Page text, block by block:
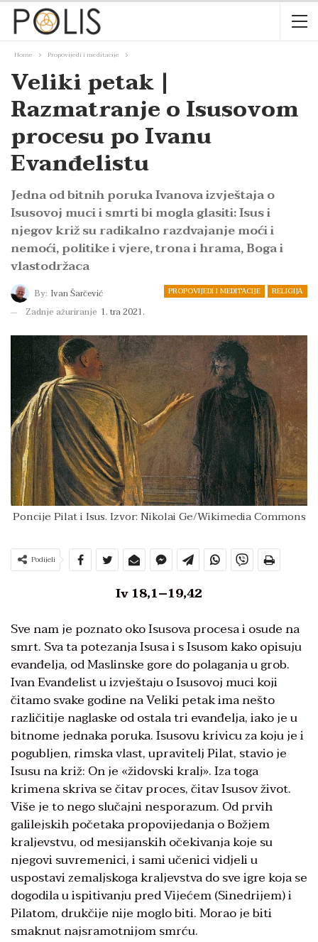
Home Propovijedi i meditacije
Veliki petak |
Razmatranje o Isusovom
procesu po Ivanu
Evanđelistu
Jedna od bitnih poruka Ivanova izvještaja o
Isusovoj muci i smrti bi mogla glasiti: Isus i
njegov križ su radikalno razdvajanje moći i
nemoći, politike i vjere, trona i hrama, Boga i
vlastodržaca
PROPOVIJEDI I MEDITACIJE RELIGIJA
By: Ivan Šarčević
Zadnje ažuriranje 1. tra 2021.
Poncije Pilat i Isus. Izvor: Nikolai Ge/Wikimedia Commons
Podijeli
Iv 18,1–19,42
Sve nam je poznato oko Isusova procesa i osude na
smrt. Sva ta potezanja Isusa i s Isusom kako opisuju
evanđelja, od Maslinske gore do polaganja u grob.
Ivan Evanđelist u izvještaju o Isusovoj muci koji
čitamo svake godine na Veliki petak ima nešto
različitije naglaske od ostala tri evanđelja, iako je u
bitnome jednaka poruka. Isusovu krivicu za koju je i
pogubljen, rimska vlast, upravitelj Pilat, stavio je
Isusu na križ: On je «židovski kralj». Iza toga
krimena skriva se čitav proces, čitav Isusov život.
Više je to nego slučajni nesporazum. Od prvih
galilejskih početaka propovijedanja o Božjem
kraljevstvu, od mesijanskih očekivanja koje su
njegovi suvremenici, i sami učenici vidjeli u
uspostavi zemaljskoga kraljevstva do sve igre koja se
dogodila u ispitivanju pred Vijećem (Sinedrijem) i
Pilatom, drukčije nije moglo biti. Morao je biti
smaknut najsramotnijom smrću.